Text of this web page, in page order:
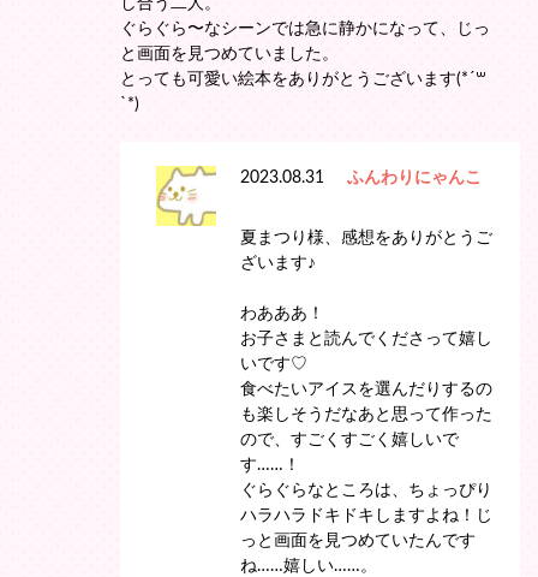
し合う二人。
ぐらぐら〜なシーンでは急に静かになって、じっ
と画面を見つめていました。
とっても可愛い絵本をありがとうございます(*´꒳
`*)
2023.08.31 ふんわりにゃんこ
夏まつり様、感想をありがとうご
ざいます♪
わあああ！
お子さまと読んでくださって嬉し
いです♡
食べたいアイスを選んだりするの
も楽しそうだなあと思って作った
ので、すごくすごく嬉しいで
す……！
ぐらぐらなところは、ちょっぴり
ハラハラドキドキしますよね！じ
っと画面を見つめていたんです
ね……嬉しい……。